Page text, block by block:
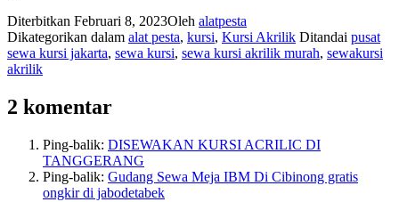
Diterbitkan Februari 8, 2023Oleh alatpesta
Dikategorikan dalam alat pesta, kursi, Kursi Akrilik Ditandai pusat
sewa kursi jakarta, sewa kursi, sewa kursi akrilik murah, sewakursi
akrilik
2 komentar
Ping-balik: DISEWAKAN KURSI ACRILIC DI
TANGGERANG
Ping-balik: Gudang Sewa Meja IBM Di Cibinong gratis
ongkir di jabodetabek